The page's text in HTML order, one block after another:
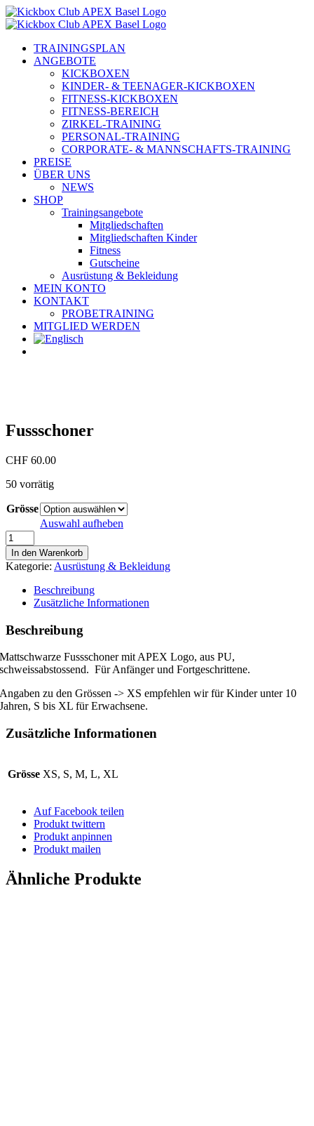
Zum
Inhalt
TRAININGSPLAN
ANGEBOTE
KICKBOXEN
KINDER- & TEENAGER-KICKBOXEN
FITNESS-KICKBOXEN
FITNESS-BEREICH
ZIRKEL-TRAINING
PERSONAL-TRAINING
CORPORATE- & MANNSCHAFTS-TRAINING
PREISE
ÜBER UNS
NEWS
SHOP
Trainingsangebote
Mitgliedschaften
Mitgliedschaften Kinder
Fitness
Gutscheine
Ausrüstung & Bekleidung
MEIN KONTO
KONTAKT
PROBETRAINING
MITGLIED WERDEN
Fussschoner
CHF 60.00
50 vorrätig
Grösse
Auswahl aufheben
Fussschoner
Menge
In den Warenkorb
Kategorie: Ausrüstung & Bekleidung
Beschreibung
Zusätzliche Informationen
Beschreibung
Mattschwarze Fussschoner mit APEX Logo, aus PU,
schweissabstossend. Für Anfänger und Fortgeschrittene.
Angaben zu den Grössen -> XS empfehlen wir für Kinder unter 10
Jahren, S bis XL für Erwachsene.
Zusätzliche Informationen
Grösse XS, S, M, L, XL
Auf Facebook teilen
Produkt twittern
Produkt anpinnen
Produkt mailen
Ähnliche Produkte